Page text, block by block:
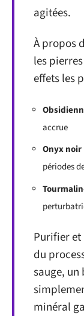
agitées.
À propos
les
effets les
accrue
Onyx noir
périodes
Purifier
du
sauge,
minéral